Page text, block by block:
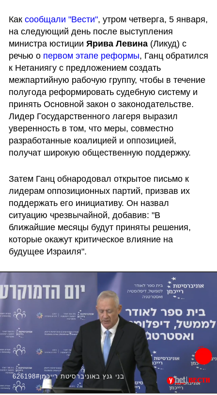
Как сообщали "Вести", утром четверга, 5 января,
на следующий день после выступления
министра юстиции Ярива Левина (Ликуд) с
речью о первом этапе реформы, Ганц обратился
к Нетаниягу с предложением создать
межпартийную рабочую группу, чтобы в течение
полугода реформировать судебную систему и
принять Основной закон о законодательстве.
Лидер Государственного лагеря выразил
уверенность в том, что меры, совместно
разработанные коалицией и оппозицией,
получат широкую общественную поддержку.
Затем Ганц обнародовал открытое письмо к
лидерам оппозиционных партий, призвав их
поддержать его инициативу. Он назвал
ситуацию чрезвычайной, добавив: "В
ближайшие месяцы будут приняты решения,
которые окажут критическое влияние на
будущее Израиля".
626198#בני גנץ באוניברסיטת רייכמן